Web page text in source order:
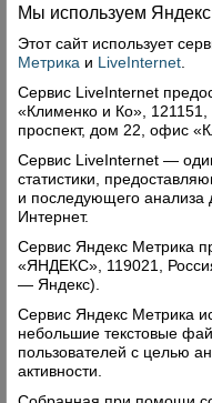
в будущем
результатов.
Комментарии (0)
Оставить комментарий
Свежий номер
Мы используем
Этот сайт использует
Метрика и LiveInternet
Сервис LiveInternet
«Клименко и Ко», 121151,
проспект, дом 22, офис
Сервис LiveInternet —
статистики,
и последующего анализа
Интернет.
Сервис Яндекс Метрика
«ЯНДЕКС», 119021,
— Яндекс).
Сервис Яндекс Метрика
небольшие текстовые
пользователей с целью
активности.